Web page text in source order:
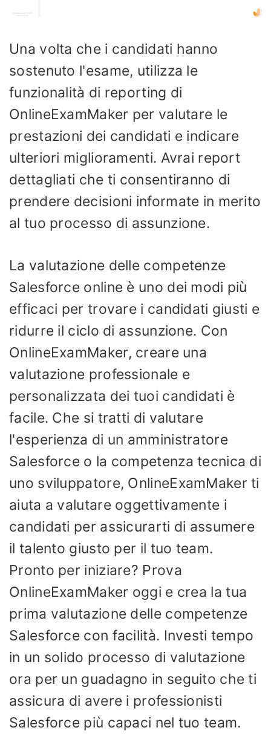
Una volta che i candidati hanno
sostenuto l'esame, utilizza le
funzionalità di reporting di
OnlineExamMaker per valutare le
prestazioni dei candidati e indicare
ulteriori miglioramenti. Avrai report
dettagliati che ti consentiranno di
prendere decisioni informate in merito
al tuo processo di assunzione.
La valutazione delle competenze
Salesforce online è uno dei modi più
efficaci per trovare i candidati giusti e
ridurre il ciclo di assunzione. Con
OnlineExamMaker, creare una
valutazione professionale e
personalizzata dei tuoi candidati è
facile. Che si tratti di valutare
l'esperienza di un amministratore
Salesforce o la competenza tecnica di
uno sviluppatore, OnlineExamMaker ti
aiuta a valutare oggettivamente i
candidati per assicurarti di assumere
il talento giusto per il tuo team.
Pronto per iniziare? Prova
OnlineExamMaker oggi e crea la tua
prima valutazione delle competenze
Salesforce con facilità. Investi tempo
in un solido processo di valutazione
ora per un guadagno in seguito che ti
assicura di avere i professionisti
Salesforce più capaci nel tuo team.